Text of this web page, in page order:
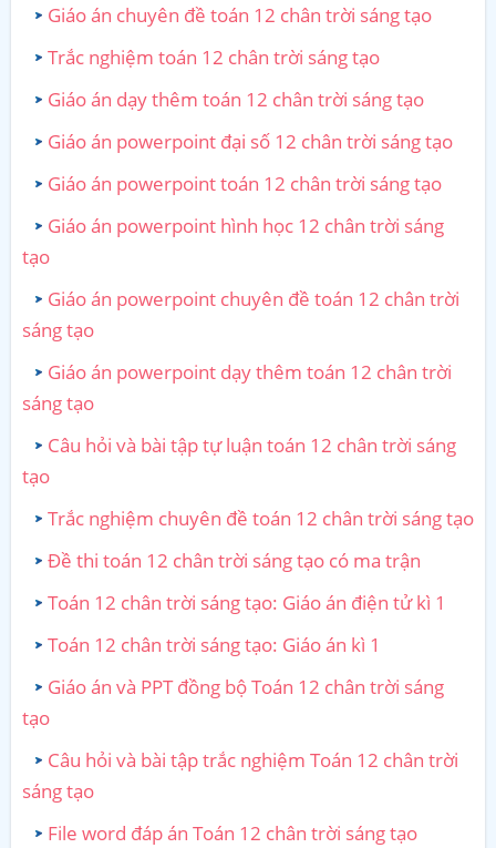
Giáo án chuyên đề toán 12 chân trời sáng tạo
Trắc nghiệm toán 12 chân trời sáng tạo
Giáo án dạy thêm toán 12 chân trời sáng tạo
Giáo án powerpoint đại số 12 chân trời sáng tạo
Giáo án powerpoint toán 12 chân trời sáng tạo
Giáo án powerpoint hình học 12 chân trời sáng
tạo
Giáo án powerpoint chuyên đề toán 12 chân trời
sáng tạo
Giáo án powerpoint dạy thêm toán 12 chân trời
sáng tạo
Câu hỏi và bài tập tự luận toán 12 chân trời sáng
tạo
Trắc nghiệm chuyên đề toán 12 chân trời sáng tạo
Đề thi toán 12 chân trời sáng tạo có ma trận
Toán 12 chân trời sáng tạo: Giáo án điện tử kì 1
Toán 12 chân trời sáng tạo: Giáo án kì 1
Giáo án và PPT đồng bộ Toán 12 chân trời sáng
tạo
Câu hỏi và bài tập trắc nghiệm Toán 12 chân trời
sáng tạo
File word đáp án Toán 12 chân trời sáng tạo